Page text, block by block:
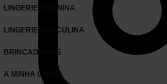
LINGERIE FEMININA
LINGERIE MASCULINA
BRINCADEIRAS
A MINHA CONTA